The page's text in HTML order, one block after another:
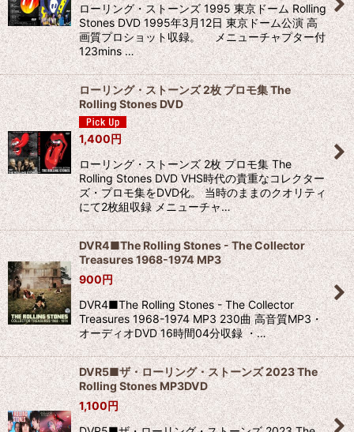
ローリング・ストーンズ 1995 東京ドーム Rolling
Stones DVD 1995年3月12日 東京ドーム公演 高
画質プロショット収録。 メニューチャプター付
123mins …
ローリング・ストーンズ 2枚 プロモ集 The
Rolling Stones DVD
1,400円
ローリング・ストーンズ 2枚 プロモ集 The
Rolling Stones DVD VHS時代の貴重なコレクター
ズ・プロモ集をDVD化。 当時のままのクオリティ
にて2枚組収録 メニューチャ…
DVR4■The Rolling Stones - The Collector
Treasures 1968-1974 MP3
900円
DVR4■The Rolling Stones - The Collector
Treasures 1968-1974 MP3 230曲 高音質MP3・
オーディオDVD 16時間04分収録 ・…
DVR5■ザ・ローリング・ストーンズ 2023 The
Rolling Stones MP3DVD
1,100円